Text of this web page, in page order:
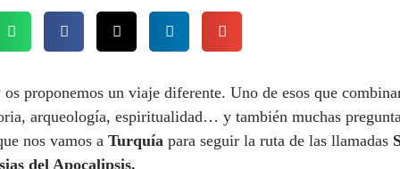
proponemos un viaje diferente. Uno de esos que
arqueología, espiritualidad… y también muchas
nos vamos a Turquía para seguir la ruta de las llamadas
del Apocalipsis.